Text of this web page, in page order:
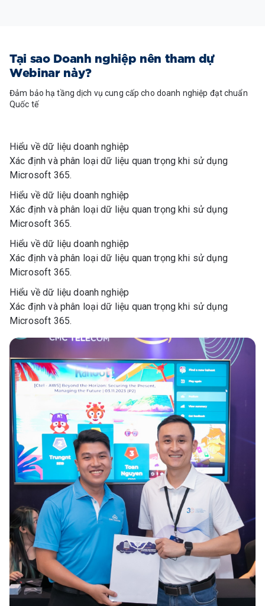
Tại sao Doanh nghiệp nên tham dự
Webinar này?
Đảm bảo hạ tầng dịch vụ cung cấp cho doanh nghiệp đạt chuẩn
Quốc tế
Hiểu về dữ liệu doanh nghiệp
Xác định và phân loại dữ liệu quan trọng khi sử dụng
Microsoft 365.
Hiểu về dữ liệu doanh nghiệp
Xác định và phân loại dữ liệu quan trọng khi sử dụng
Microsoft 365.
Hiểu về dữ liệu doanh nghiệp
Xác định và phân loại dữ liệu quan trọng khi sử dụng
Microsoft 365.
Hiểu về dữ liệu doanh nghiệp
Xác định và phân loại dữ liệu quan trọng khi sử dụng
Microsoft 365.